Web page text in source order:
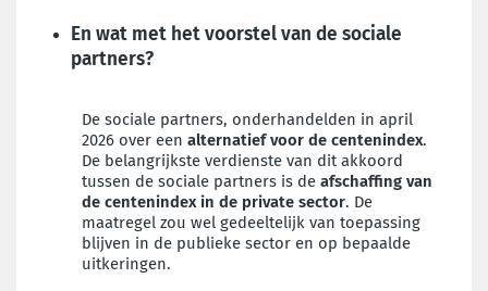
En wat met het voorstel van de sociale
partners?
De sociale partners, onderhandelden in april
2026 over een alternatief voor de centenindex.
De belangrijkste verdienste van dit akkoord
tussen de sociale partners is de afschaffing van
de centenindex in de private sector. De
maatregel zou wel gedeeltelijk van toepassing
blijven in de publieke sector en op bepaalde
uitkeringen.